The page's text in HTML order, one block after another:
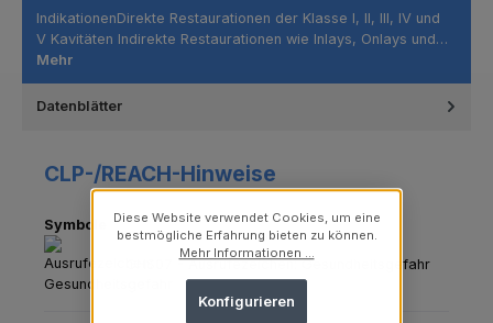
IndikationenDirekte Restaurationen der Klasse I, II, III, IV und
V Kavitäten Indirekte Restaurationen wie Inlays, Onlays und…
Mehr
Datenblätter
CLP-/REACH-Hinweise
Symbole
GHS07 - Ausrufezeichen: Gesundheitsgefahr
Diese Website verwendet Cookies, um eine
bestmögliche Erfahrung bieten zu können.
Mehr Informationen ...
Konfigurieren